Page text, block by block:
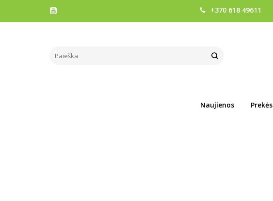
+370 618 49611
Naujienos Prekės